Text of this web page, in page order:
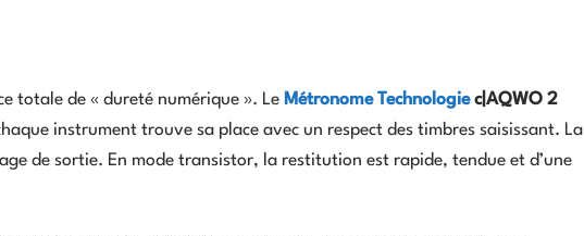
totale de « dureté numérique ». Le Métronome Technologiec|AQWO 2
instrument trouve sa place avec un respect des timbres saisissant. La
de sortie. En mode transistor, la restitution est rapide, tendue et d’une